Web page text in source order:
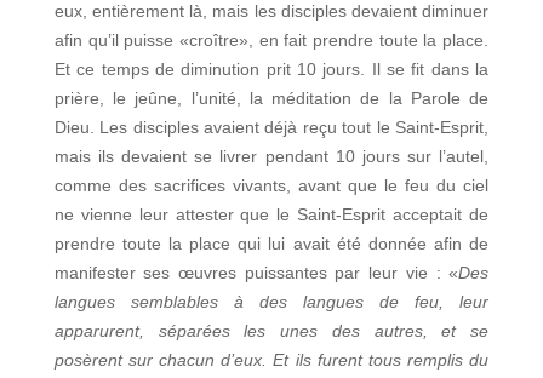
eux, entièrement là, mais les disciples devaient diminuer
afin qu’il puisse «croître», en fait prendre toute la place.
Et ce temps de diminution prit 10 jours. Il se fit dans la
prière, le jeûne, l’unité, la méditation de la Parole de
Dieu. Les disciples avaient déjà reçu tout le Saint-Esprit,
mais ils devaient se livrer pendant 10 jours sur l’autel,
comme des sacrifices vivants, avant que le feu du ciel
ne vienne leur attester que le Saint-Esprit acceptait de
prendre toute la place qui lui avait été donnée afin de
manifester ses œuvres puissantes par leur vie : «Des
langues semblables à des langues de feu, leur
apparurent, séparées les unes des autres, et se
posèrent sur chacun d’eux. Et ils furent tous remplis du